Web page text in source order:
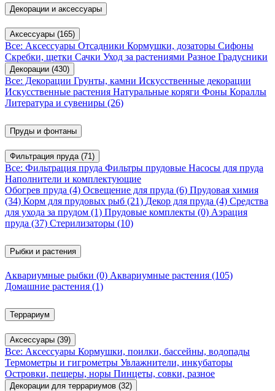
Декорации и аксессуары
Аксессуары (165)
Все: Аксессуары Отсадники Кормушки, дозаторы Сифоны
Скребки, щетки Сачки Уход за растениями Разное Градусники
Декорации (430)
Все: Декорации Грунты, камни Искусственные декорации
Искусственные растения Натуральные коряги Фоны Кораллы
Литература и сувениры (26)
Пруды и фонтаны
Фильтрация пруда (71)
Все: Фильтрация пруда Фильтры прудовые Насосы для пруда
Наполнители и комплектующие
Обогрев пруда (4) Освещение для пруда (6) Прудовая химия
(34) Корм для прудовых рыб (21) Декор для пруда (4) Средства
для ухода за прудом (1) Прудовые комплекты (0) Аэрация
пруда (37) Стерилизаторы (10)
Рыбки и растения
Аквариумные рыбки (0) Аквариумные растения (105)
Домашние растения (1)
Террариум
Аксессуары (39)
Все: Аксессуары Кормушки, поилки, бассейны, водопады
Термометры и гигрометры Увлажнители, инкубаторы
Островки, пещеры, норы Пинцеты, совки, разное
Декорации для террариумов (32)